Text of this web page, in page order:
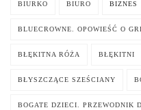
BIURKO BIURO BIZNES
BLUECROWNE. OPOWIEŚĆ O
BŁĘKITNA RÓŻA BŁĘKITNI
BŁYSZCZĄCE SZEŚCIANY
BOGATE DZIECI. PRZEWODNIK